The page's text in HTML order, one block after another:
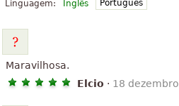
Linguagem: Inglês Português
Maravilhosa.
Elcio · 18